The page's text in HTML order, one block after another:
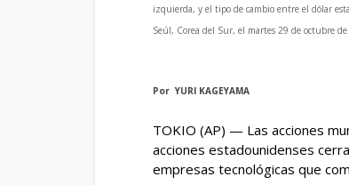
izquierda, y el tipo de cambio entre el dólar
Seúl, Corea del Sur, el martes 29 de octubre
Por YURI KAGEYAMA
TOKIO (AP) — Las acciones
acciones estadounidenses
empresas tecnológicas que